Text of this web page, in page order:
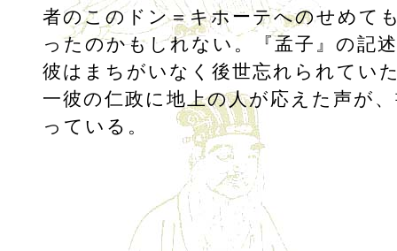
者のこのドン＝キホーテへのせめて
ったのかもしれない。『孟子』の記
彼はまちがいなく後世忘れられてい
一彼の仁政に地上の人が応えた声が
っている。